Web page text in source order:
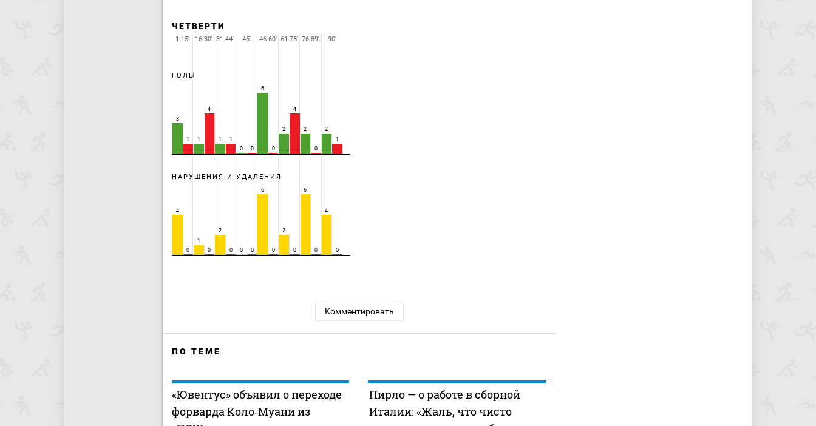
ЧЕТВЕРТИ
ГОЛЫ
3
1 1
4
1
1
0
0
6
0
2
4
2
0
2
1
НАРУШЕНИЯ И УДАЛЕНИЯ
4
0
1
0
2
0 0 0
6
0
2
0
6
0
4
0
1-15' 16-30' 31-44' 45' 46-60' 61-75' 76-89' 90'
Комментировать
ПО ТЕМЕ
«Ювентус» объявил о переходе
форварда Коло‑Муани из
Пирло — о работе в сборной
Италии: «Жаль, что чисто